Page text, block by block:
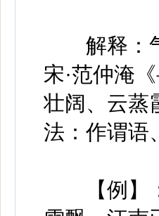
解释：气
宋·范仲淹
壮阔、云蒸
法：作谓语
【例】：